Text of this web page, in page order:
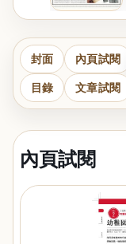
封面 內頁試閱
目錄 文章試閱
內頁試閱